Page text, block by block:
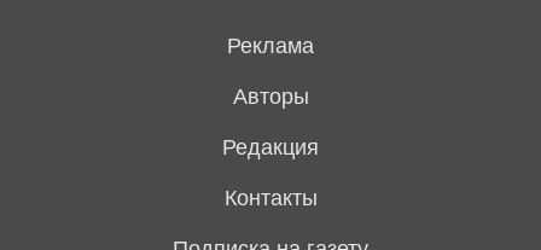
Реклама
Авторы
Редакция
Контакты